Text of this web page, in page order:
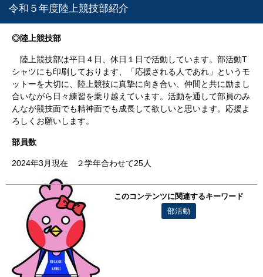
令和５年度陸上競技部紹介
◎陸上競技部
陸上競技部は平日４日、休日１日で活動しています。部活動T
シャツにも印刷しております、「応援される人であれ」というモ
ットーを大切に、陸上競技に真摯に向き合い、仲間と共に励まし
合いながら日々練習を乗り越えています。活動を通して部員のみ
んなが競技面でも精神面でも成長して欲しいと思います。応援よ
ろしくお願いします。
部員数
2024年3月現在 ２学年合わせて25人
このコンテンツに関連するキーワード
部活動